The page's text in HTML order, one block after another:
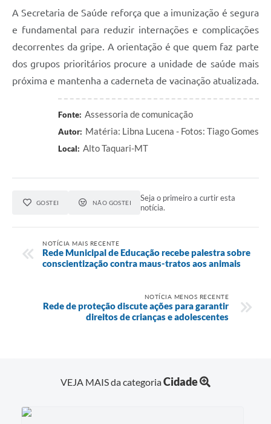
A Secretaria de Saúde reforça que a imunização é segura
e fundamental para reduzir internações e complicações
decorrentes da gripe. A orientação é que quem faz parte
dos grupos prioritários procure a unidade de saúde mais
próxima e mantenha a caderneta de vacinação atualizada.
Fonte: Assessoria de comunicação
Autor: Matéria: Libna Lucena - Fotos: Tiago Gomes
Local: Alto Taquari-MT
GOSTEI NÃO GOSTEI
Seja o primeiro a curtir esta
notícia.
NOTÍCIA MAIS RECENTE
Rede Municipal de Educação recebe palestra sobre
conscientização contra maus-tratos aos animais
NOTÍCIA MENOS RECENTE
Rede de proteção discute ações para garantir
direitos de crianças e adolescentes
VEJA MAIS da categoriaCidade